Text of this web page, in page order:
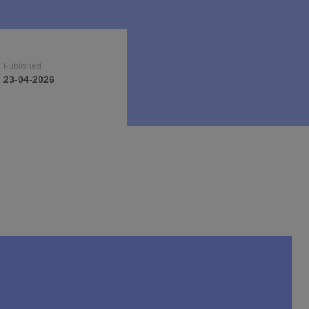
Published
23-04-2026
Published
23-04-2026
Published
23-04-2026